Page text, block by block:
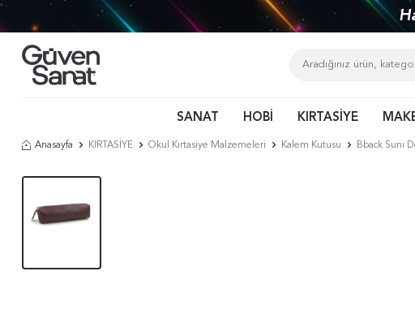
SANAT HOBİ KIRTASİYE
Anasayfa KIRTASİYE Okul Kırtasiye Malzemeleri Kalem Kutusu Bback Suni